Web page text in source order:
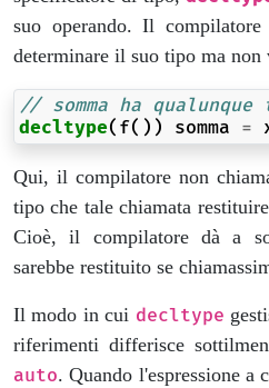
suo operando. Il compilatore
determinare il suo tipo ma non
// somma ha
decltype( f()) somma =
Qui, il compilatore non
tipo che tale chiamata
Cioè, il compilatore dà a
sarebbe restituito se
Il modo in cui decltype
riferimenti differisce
auto. Quando l'espressione a